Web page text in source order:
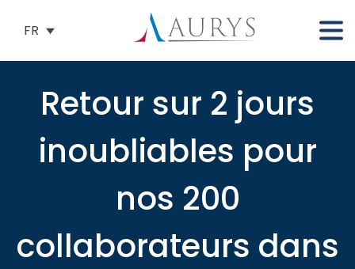
FR
Retour sur 2 jours
inoubliables pour
nos 200
collaborateurs dans